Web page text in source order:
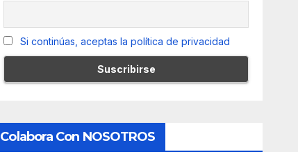
Si continúas, aceptas la política de privacidad
Colabora Con NOSOTROS